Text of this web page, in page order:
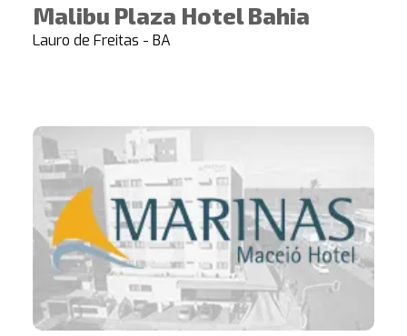
Malibu Plaza Hotel Bahia
Lauro de Freitas - BA